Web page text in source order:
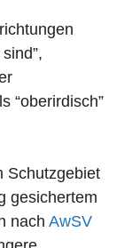
“oberirdisch”
Schutzgebiet
gesichertem
nach AwSV